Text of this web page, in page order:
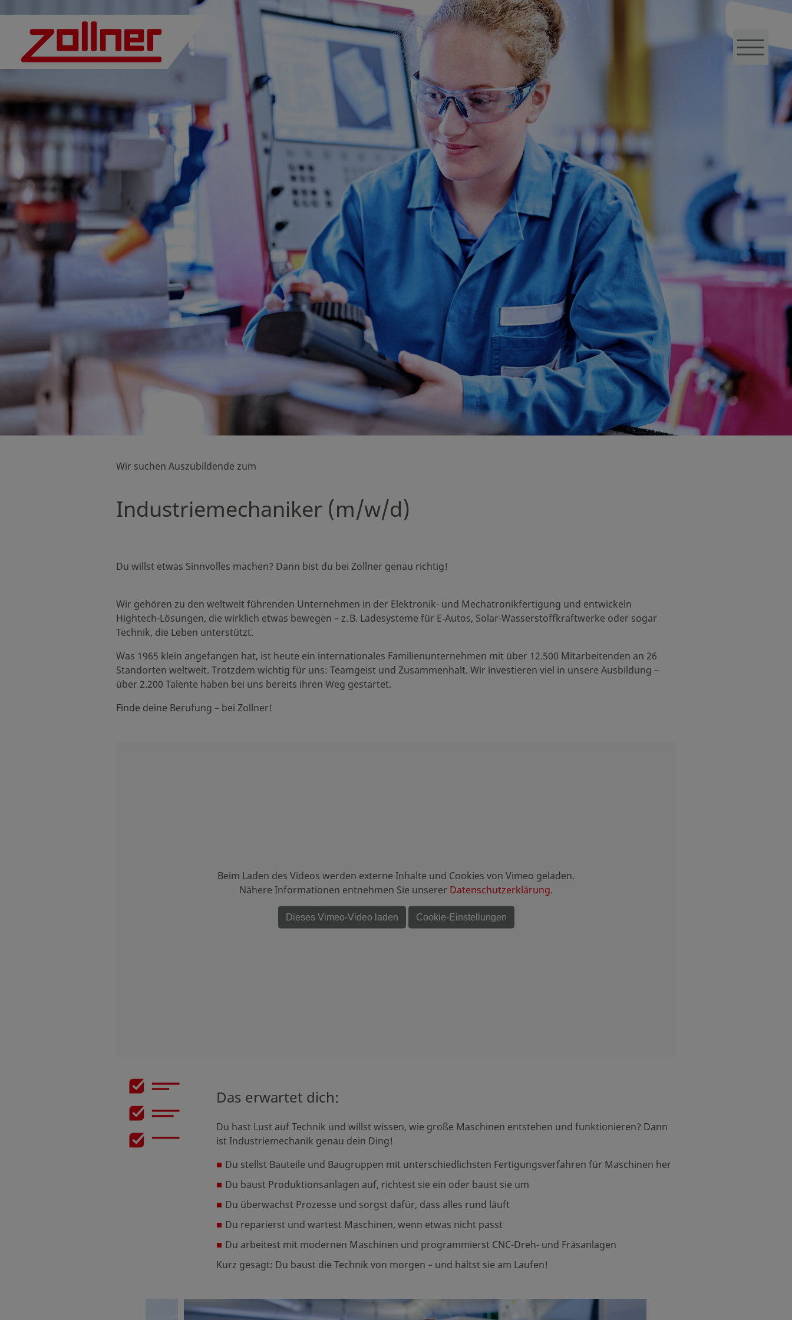
Wir suchen Auszubildende zum
Industriemechaniker (m/w/d)
Du willst etwas Sinnvolles machen? Dann bist du bei Zollner genau richtig!
Wir gehören zu den weltweit führenden Unternehmen in der Elektronik- und Mechatronikfertigung und entwickeln
Hightech-Lösungen, die wirklich etwas bewegen – z. B. Ladesysteme für E‑Autos, Solar-Wasserstoffkraftwerke oder sogar
Technik, die Leben unterstützt.
Was 1965 klein angefangen hat, ist heute ein internationales Familienunternehmen mit über 12.500 Mitarbeitenden an 26
Standorten weltweit. Trotzdem wichtig für uns: Teamgeist und Zusammenhalt. Wir investieren viel in unsere Ausbildung –
über 2.200 Talente haben bei uns bereits ihren Weg gestartet.
Finde deine Berufung – bei Zollner!
Beim Laden des Videos werden externe Inhalte und Cookies von Vimeo geladen.
Nähere Informationen entnehmen Sie unserer Datenschutzerklärung.
Dieses Vimeo-Video laden Cookie-Einstellungen
Das erwartet dich:
Du hast Lust auf Technik und willst wissen, wie große Maschinen entstehen und funktionieren? Dann
ist Industriemechanik genau dein Ding!
Du stellst Bauteile und Baugruppen mit unterschiedlichsten Fertigungsverfahren für Maschinen her
Du baust Produktionsanlagen auf, richtest sie ein oder baust sie um
Du überwachst Prozesse und sorgst dafür, dass alles rund läuft
Du reparierst und wartest Maschinen, wenn etwas nicht passt
Du arbeitest mit modernen Maschinen und programmierst CNC-Dreh- und Fräsanlagen
Kurz gesagt: Du baust die Technik von morgen – und hältst sie am Laufen!